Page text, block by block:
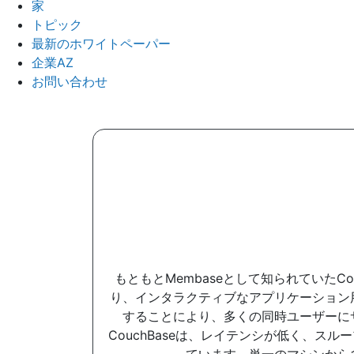
家
トピック
最新のホワイトペーパー
企業AZ
お問い合わせ
もともとMembaseとして知られていた
り、インタラクティブなアプリケーショ
することにより、多くの同時ユーザー
CouchBaseは、レイテンシが低く、スル